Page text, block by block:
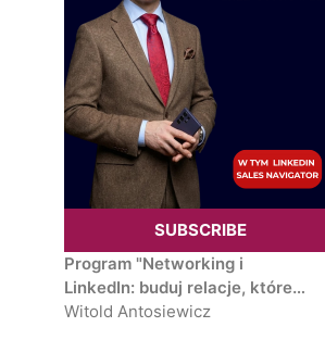
SUBSCRIBE
Program "Networking i
LinkedIn: buduj relacje, które
działają – niezbędnik
Witold Antosiewicz